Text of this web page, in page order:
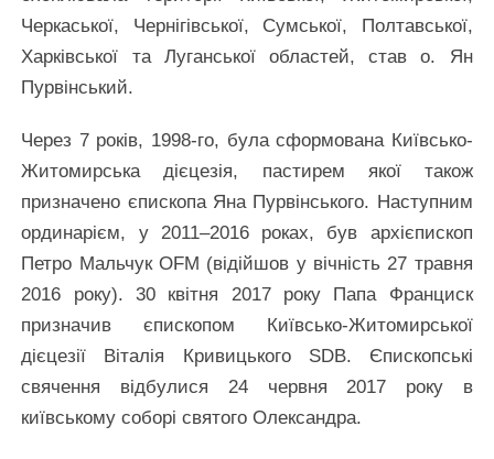
Черкаської, Чернігівської, Сумської, Полтавської,
Харківської та Луганської областей, став о. Ян
Пурвінський.
Через 7 років, 1998-го, була сформована Київсько-
Житомирська дієцезія, пастирем якої також
призначено єпископа Яна Пурвінського. Наступним
ординарієм, у 2011–2016 роках, був архієпископ
Петро Мальчук OFM (відійшов у вічність 27 травня
2016 року). 30 квітня 2017 року Папа Франциск
призначив єпископом Київсько-Житомирської
дієцезії Віталія Кривицького SDB. Єпископські
свячення відбулися 24 червня 2017 року в
київському соборі святого Олександра.